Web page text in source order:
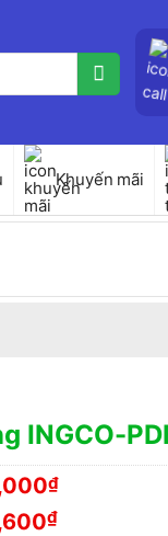
Khuyến mãi
INGCO-
₫
₫